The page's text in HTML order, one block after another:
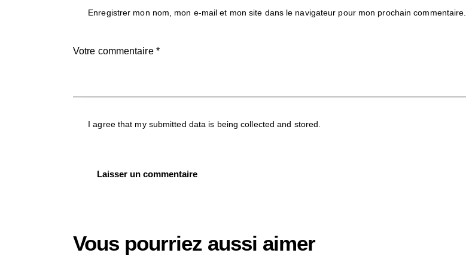
Enregistrer mon nom, mon e-mail et mon site dans le navigateur pour mon prochain commentaire.
I agree that my submitted data is being collected and stored.
Vous pourriez aussi aimer